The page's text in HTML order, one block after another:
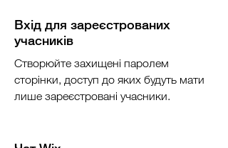
Створюйте захищені паролем
сторінки, доступ до яких будуть мати
лише зареєстровані учасники.
Вхід для зареєстрованих
учасників